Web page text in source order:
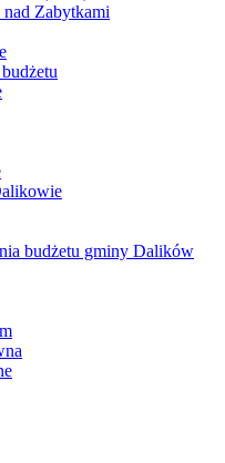
Zabytkami
budżetu gminy Dalików